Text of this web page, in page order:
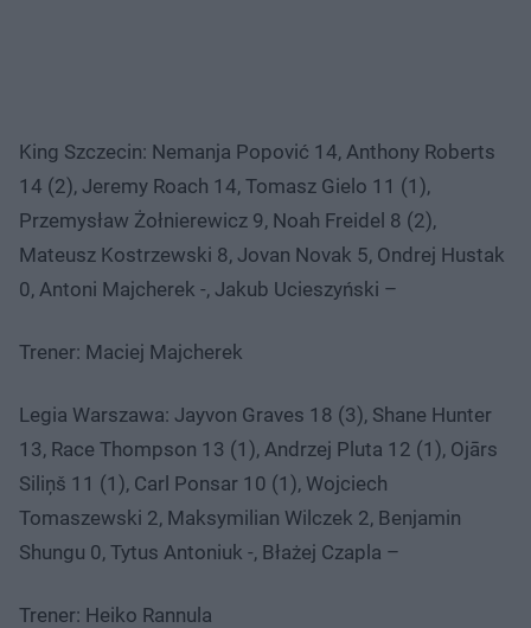
King Szczecin: Nemanja Popović 14, Anthony Roberts
14 (2), Jeremy Roach 14, Tomasz Gielo 11 (1),
Przemysław Żołnierewicz 9, Noah Freidel 8 (2),
Mateusz Kostrzewski 8, Jovan Novak 5, Ondrej Hustak
0, Antoni Majcherek -, Jakub Ucieszyński –
Trener: Maciej Majcherek
Legia Warszawa: Jayvon Graves 18 (3), Shane Hunter
13, Race Thompson 13 (1), Andrzej Pluta 12 (1), Ojārs
Siliņš 11 (1), Carl Ponsar 10 (1), Wojciech
Tomaszewski 2, Maksymilian Wilczek 2, Benjamin
Shungu 0, Tytus Antoniuk -, Błażej Czapla –
Trener: Heiko Rannula